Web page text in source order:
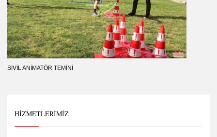
SIVIL ANIMATÖR TEMINI
HIZMETLERIMIZ